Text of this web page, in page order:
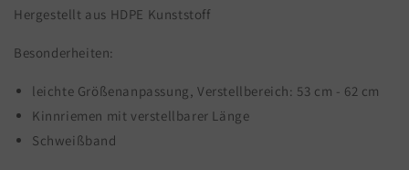
Hergestellt aus HDPE Kunststoff
Besonderheiten:
leichte Größenanpassung, Verstellbereich: 53 cm - 62 cm
Kinnriemen mit verstellbarer Länge
Schweißband